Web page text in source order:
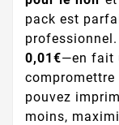
pack est
0,01€—en fait
pouvez
moins,